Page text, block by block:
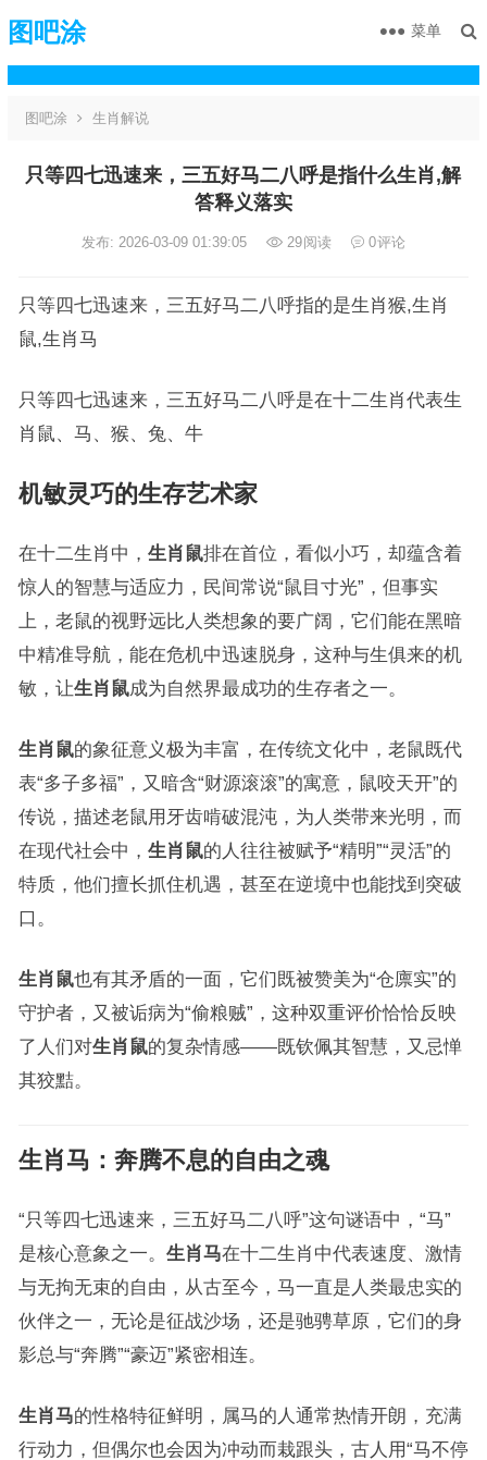
图吧涂 菜单
图吧涂 生肖解说
只等四七迅速来，三五好马二八呼是指什么生肖,解
答释义落实
发布: 2026-03-09 01:39:05 29阅读 0评论
只等四七迅速来，三五好马二八呼指的是生肖猴,生肖
鼠,生肖马
只等四七迅速来，三五好马二八呼是在十二生肖代表生
肖鼠、马、猴、兔、牛
机敏灵巧的生存艺术家
在十二生肖中， 生肖鼠排在首位，看似小巧，却蕴含着
惊人的智慧与适应力，民间常说“鼠目寸光”，但事实
上，老鼠的视野远比人类想象的要广阔，它们能在黑暗
中精准导航，能在危机中迅速脱身，这种与生俱来的机
敏，让生肖鼠成为自然界最成功的生存者之一。
生肖鼠的象征意义极为丰富，在传统文化中，老鼠既代
表“多子多福”，又暗含“财源滚滚”的寓意，鼠咬天开”的
传说，描述老鼠用牙齿啃破混沌，为人类带来光明，而
在现代社会中， 生肖鼠的人往往被赋予“精明”“灵活”的
特质，他们擅长抓住机遇，甚至在逆境中也能找到突破
口。
生肖鼠也有其矛盾的一面，它们既被赞美为“仓廪实”的
守护者，又被诟病为“偷粮贼”，这种双重评价恰恰反映
了人们对生肖鼠的复杂情感——既钦佩其智慧，又忌惮
其狡黠。
生肖马：奔腾不息的自由之魂
“只等四七迅速来，三五好马二八呼”这句谜语中，“马”
是核心意象之一。 生肖马在十二生肖中代表速度、激情
与无拘无束的自由，从古至今，马一直是人类最忠实的
伙伴之一，无论是征战沙场，还是驰骋草原，它们的身
影总与“奔腾”“豪迈”紧密相连。
生肖马的性格特征鲜明，属马的人通常热情开朗，充满
行动力，但偶尔也会因为冲动而栽跟头，古人用“马不停